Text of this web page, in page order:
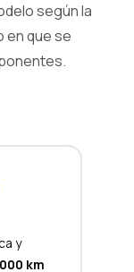
según la
en que se
y
km